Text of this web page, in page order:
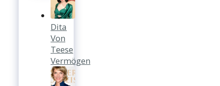
Dita
Von
Teese
Vermögen